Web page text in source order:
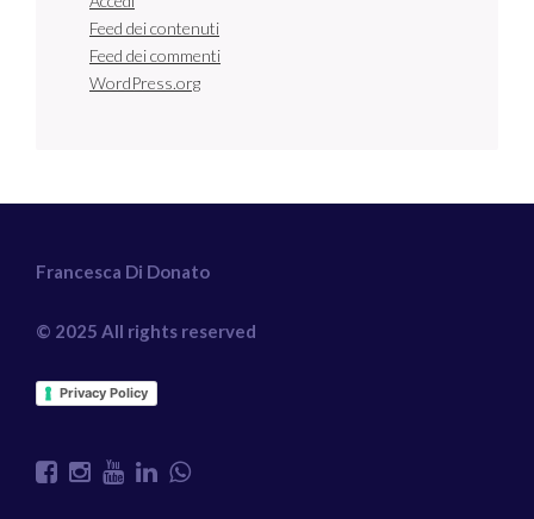
Feed dei contenuti
Feed dei commenti
WordPress.org
Francesca Di Donato
© 2025 All rights reserved
Privacy Policy